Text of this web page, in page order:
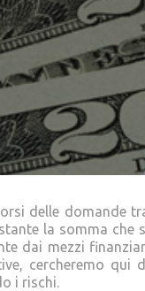
delle domande
la somma che
dai mezzi
cercheremo qui
i rischi.